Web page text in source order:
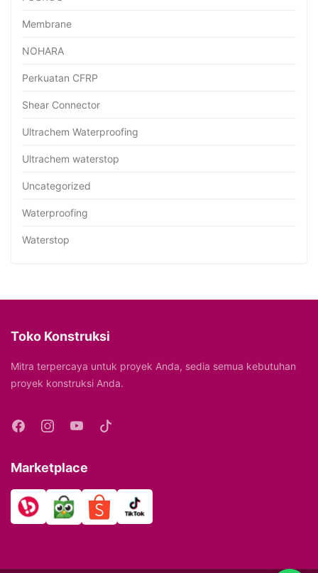
Membrane
NOHARA
Perkuatan CFRP
Shear Connector
Ultrachem Waterproofing
Ultrachem waterstop
Uncategorized
Waterproofing
Waterstop
Toko Konstruksi
Mitra terpercaya untuk proyek Anda, sedia semua kebutuhan
proyek konstruksi Anda.
Marketplace